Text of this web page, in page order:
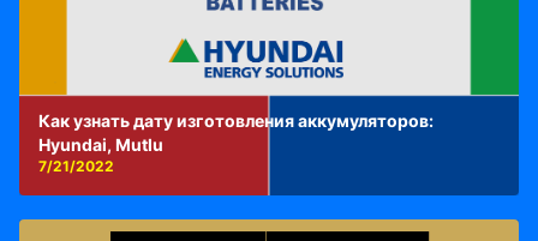
Как узнать дату изготовления аккумуляторов:
Hyundai, Mutlu
7/21/2022